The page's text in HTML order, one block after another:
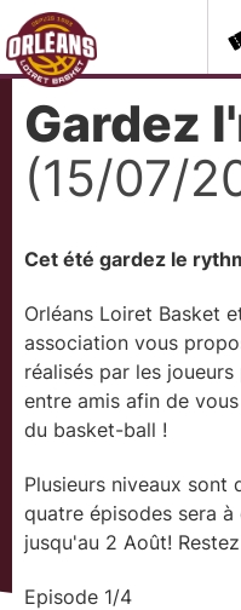
Gardez
(15/07/
Cet été gardez le
Orléans Loiret Basket
association vous
réalisés par les
entre amis afin de
du basket-ball !
Plusieurs niveaux sont
quatre épisodes sera
jusqu'au 2 Août!
Episode 1/4